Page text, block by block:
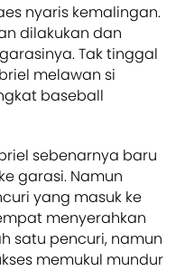
nyaris kemalingan.
dilakukan dan
Tak tinggal
melawan si
baseball
sebenarnya baru
garasi. Namun
yang masuk ke
menyerahkan
satu pencuri, namun
memukul mundur